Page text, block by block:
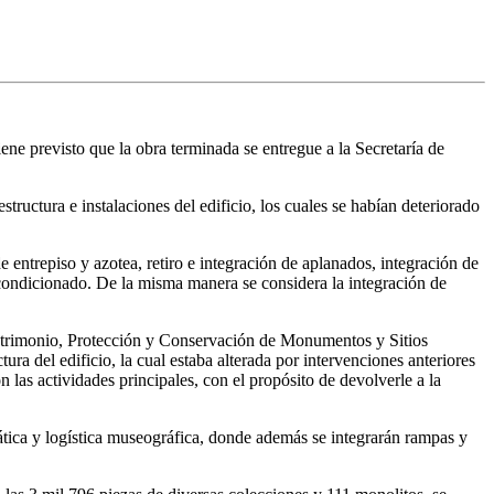
previsto que la obra terminada se entregue a la Secretaría de
e instalaciones del edificio, los cuales se habían deteriorado
entrepiso y azotea, retiro e integración de aplanados, integración de
De la misma manera se considera la integración de
Protección y Conservación de Monumentos y Sitios
del edificio, la cual estaba alterada por intervenciones anteriores
las actividades principales, con el propósito de devolverle a la
y logística museográfica, donde además se integrarán rampas y